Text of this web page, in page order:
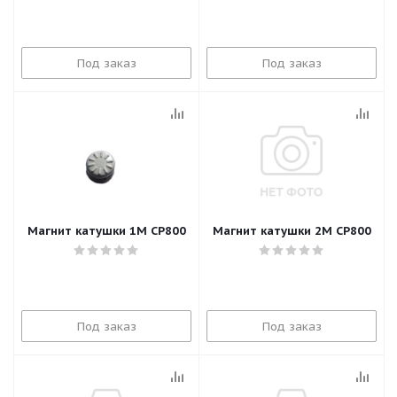
Под заказ Под заказ
Магнит катушки 1М CP800
Под заказ
Магнит катушки 2М CP800
Под заказ